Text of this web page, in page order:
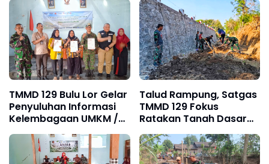
Sasaran Rehab RTLH
TMMD 129
TMMD 129 Bulu Lor Gelar
Penyuluhan Informasi
Kelembagaan UMKM /
Fasilitas NIB SERGAPP
Talud Rampung, Satgas
TMMD 129 Fokus
Ratakan Tanah Dasar
Sungai